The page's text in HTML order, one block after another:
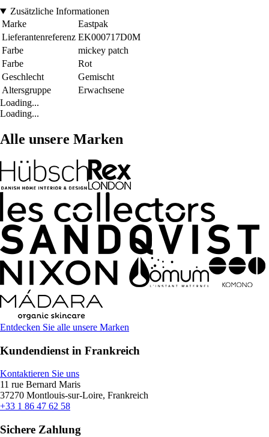
Zusätzliche Informationen
Marke
Eastpak
Lieferantenreferenz EK000717D0M
Farbe
mickey patch
Farbe
Rot
Geschlecht
Gemischt
Altersgruppe
Erwachsene
Loading...
Loading...
Alle unsere Marken
Entdecken Sie alle unsere Marken
Kundendienst in Frankreich
Kontaktieren Sie uns
11 rue Bernard Maris
37270 Montlouis-sur-Loire, Frankreich
+33 1 86 47 62 58
Sichere Zahlung